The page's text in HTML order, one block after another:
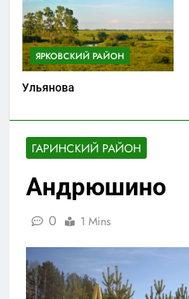
ГАРИНСКИЙ РАЙОН
Андрюшино
0 1 Mins
ЯРКОВСКИЙ РАЙОН
Ульянова